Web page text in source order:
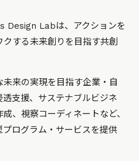
Design Labは、アクションを
する未来創りを目指す共創
来の実現を目指す企業・自
支援、サステナブルビジネ
、視察コーディネートなど、
ログラム・サービスを提供